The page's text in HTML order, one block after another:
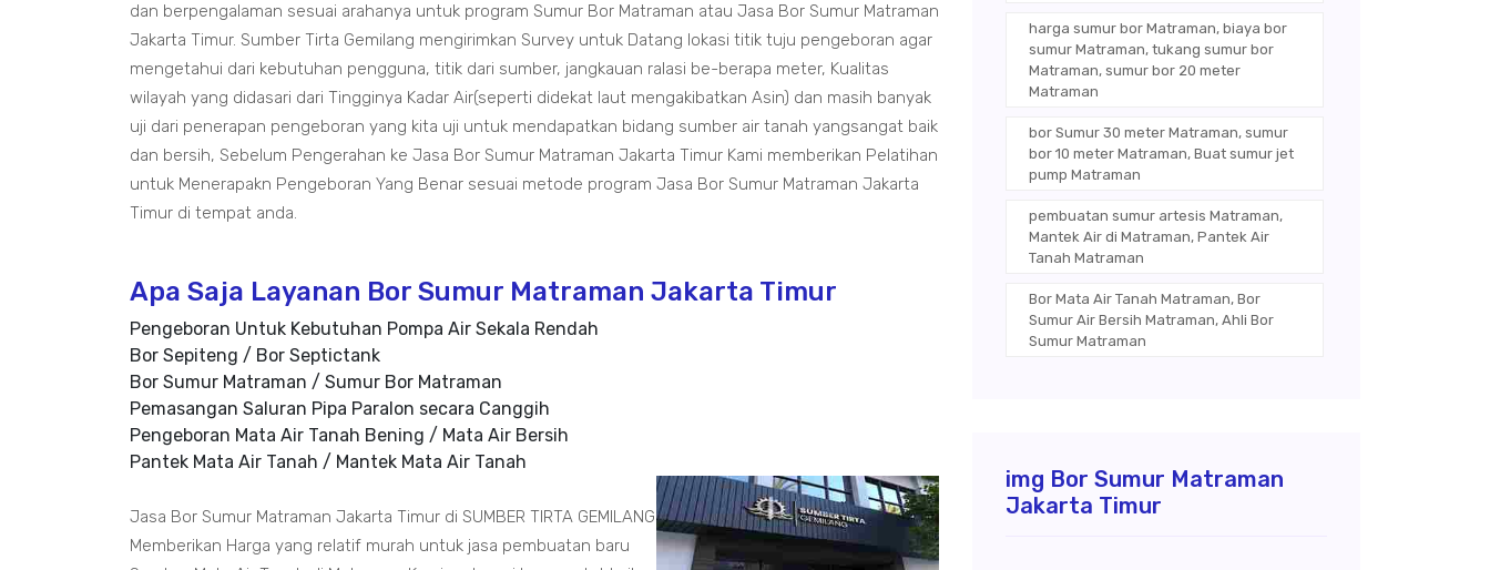
dan berpengalaman sesuai arahanya untuk program Sumur Bor Matraman atau Jasa Bor Sumur Matraman
Jakarta Timur. Sumber Tirta Gemilang mengirimkan Survey untuk Datang lokasi titik tuju pengeboran agar
mengetahui dari kebutuhan pengguna, titik dari sumber, jangkauan ralasi be-berapa meter, Kualitas
wilayah yang didasari dari Tingginya Kadar Air(seperti didekat laut mengakibatkan Asin) dan masih banyak
uji dari penerapan pengeboran yang kita uji untuk mendapatkan bidang sumber air tanah yangsangat baik
dan bersih, Sebelum Pengerahan ke Jasa Bor Sumur Matraman Jakarta Timur Kami memberikan Pelatihan
untuk Menerapakn Pengeboran Yang Benar sesuai metode program Jasa Bor Sumur Matraman Jakarta
Timur di tempat anda.
Apa Saja Layanan Bor Sumur Matraman Jakarta Timur
Pengeboran Untuk Kebutuhan Pompa Air Sekala Rendah
Bor Sepiteng / Bor Septictank
Bor Sumur Matraman / Sumur Bor Matraman
Pemasangan Saluran Pipa Paralon secara Canggih
Pengeboran Mata Air Tanah Bening / Mata Air Bersih
Pantek Mata Air Tanah / Mantek Mata Air Tanah
Jasa Bor Sumur Matraman Jakarta Timur di SUMBER TIRTA GEMILANG
Memberikan Harga yang relatif murah untuk jasa pembuatan baru
harga sumur bor Matraman, biaya bor
sumur Matraman, tukang sumur bor
Matraman, sumur bor 20 meter
Matraman
bor Sumur 30 meter Matraman, sumur
bor 10 meter Matraman, Buat sumur jet
pump Matraman
pembuatan sumur artesis Matraman,
Mantek Air di Matraman, Pantek Air
Tanah Matraman
Bor Mata Air Tanah Matraman, Bor
Sumur Air Bersih Matraman, Ahli Bor
Sumur Matraman
img Bor Sumur Matraman
Jakarta Timur